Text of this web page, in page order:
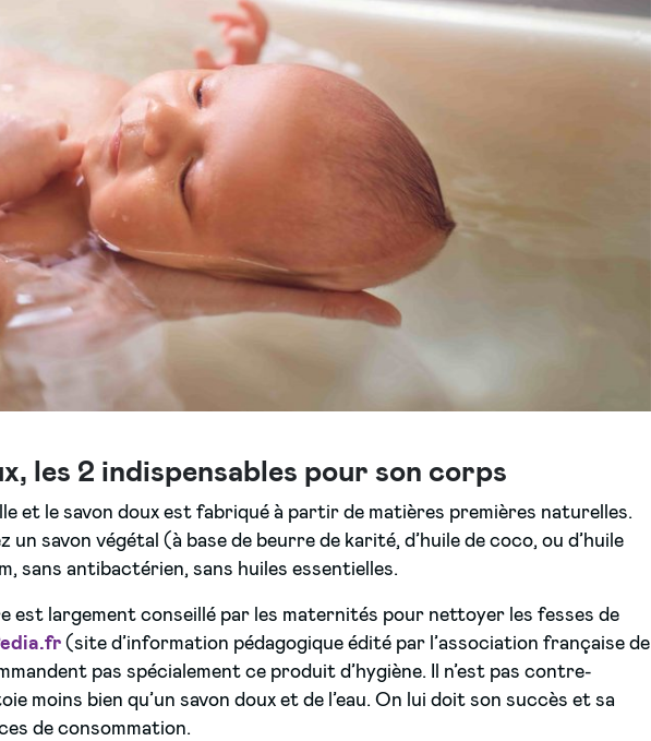
les 2 indispensables pour son corps
et le savon doux est fabriqué à partir de matières premières naturelles.
un savon végétal (à base de beurre de karité, d’huile de coco, ou d’huile
sans antibactérien, sans huiles essentielles.
est largement conseillé par les maternités pour nettoyer les fesses de
(site d’information pédagogique édité par l’association française de
pas spécialement ce produit d’hygiène. Il n’est pas contre-
moins bien qu’un savon doux et de l’eau. On lui doit son succès et sa
de consommation.